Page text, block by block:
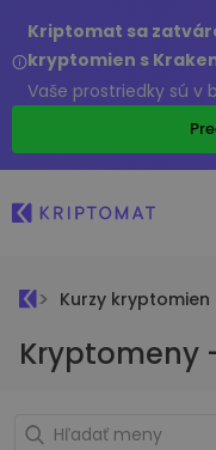
Kriptomat sa
kryptomien s
Vaše prostriedky sú v
Kurzy kryptomien
Kryptomeny